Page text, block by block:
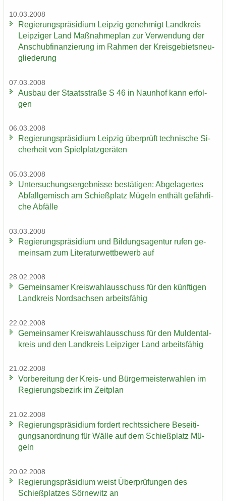
10.03.2008
Re­gie­rungs­prä­si­di­um Leip­zig ge­neh­migt Land­kreis
Leip­zi­ger Land Maß­nah­me­plan zur Ver­wen­dung der
An­schub­fi­nan­zie­rung im Rah­men der Kreis­ge­biets­neu­
glie­de­rung
07.03.2008
Aus­bau der Staats­stra­ße S 46 in Naun­hof kann er­fol­
gen
06.03.2008
Re­gie­rungs­prä­si­di­um Leip­zig über­prüft tech­ni­sche Si­
cher­heit von Spiel­platz­ge­rä­ten
05.03.2008
Un­ter­su­chungs­er­geb­nis­se be­stä­ti­gen: Ab­ge­la­ger­tes
Ab­fall­ge­misch am Schieß­platz Mü­geln ent­hält ge­fähr­li­
che Ab­fäl­le
03.03.2008
Re­gie­rungs­prä­si­di­um und Bil­dungs­agen­tur rufen ge­
mein­sam zum Li­te­ra­tur­wett­be­werb auf
28.02.2008
Ge­mein­sa­mer Kreis­wahl­aus­schuss für den künf­ti­gen
Land­kreis Nord­sach­sen ar­beits­fä­hig
22.02.2008
Ge­mein­sa­mer Kreis­wahl­aus­schuss für den Mul­den­tal­
kreis und den Land­kreis Leip­zi­ger Land ar­beits­fä­hig
21.02.2008
Vor­be­rei­tung der Kreis-​ und Bür­ger­meis­ter­wah­len im
Re­gie­rungs­be­zirk im Zeit­plan
21.02.2008
Re­gie­rungs­prä­si­di­um for­dert rechts­si­che­re Be­sei­ti­
gungs­an­ord­nung für Wälle auf dem Schieß­platz Mü­
geln
20.02.2008
Re­gie­rungs­prä­si­di­um weist Über­prü­fun­gen des
Schieß­plat­zes Sör­ne­witz an